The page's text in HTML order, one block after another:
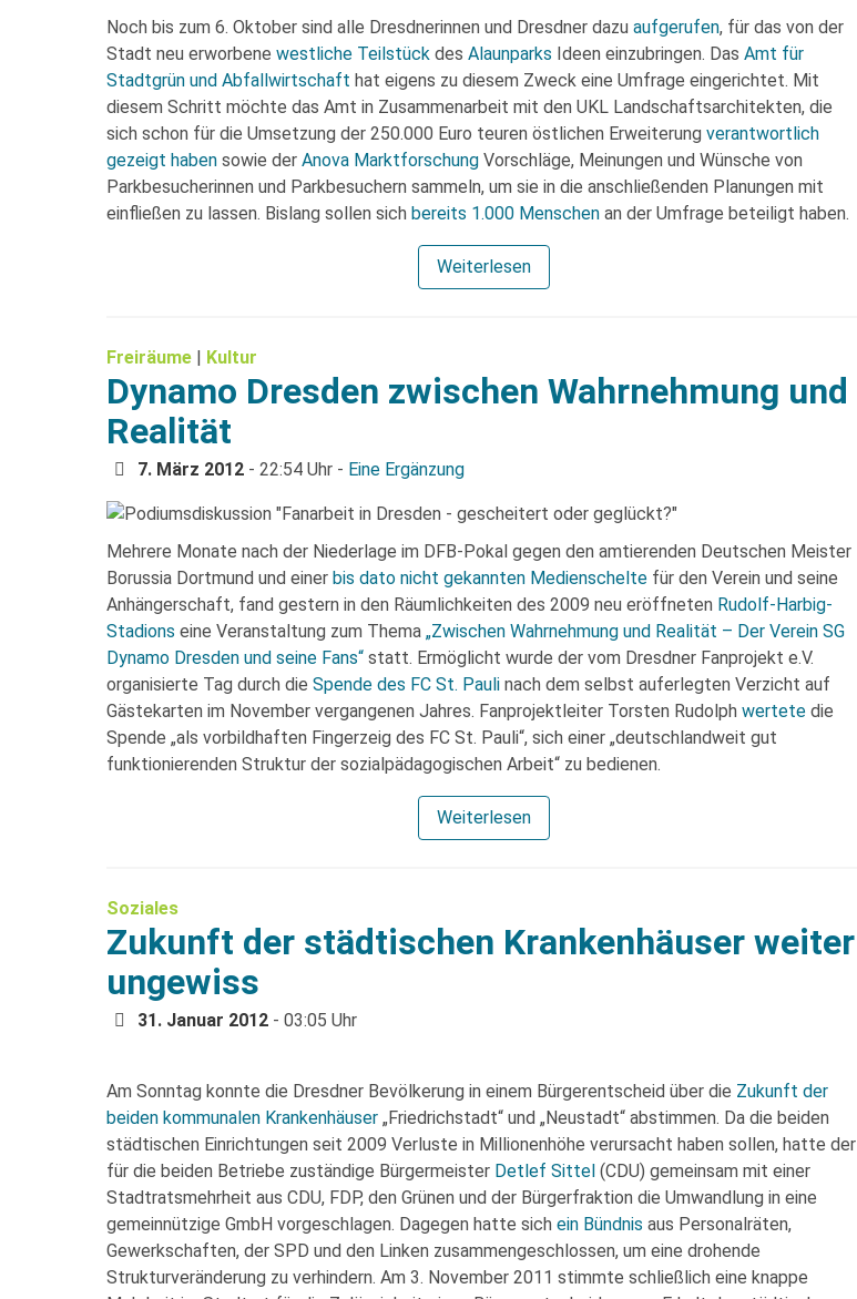
Noch bis zum 6. Oktober sind alle Dresdnerinnen und Dresdner dazu aufgerufen, für das von der
Stadt neu erworbene westliche Teilstück des Alaunparks Ideen einzubringen. Das Amt für
Stadtgrün und Abfallwirtschaft hat eigens zu diesem Zweck eine Umfrage eingerichtet. Mit
diesem Schritt möchte das Amt in Zusammenarbeit mit den UKL Landschaftsarchitekten, die
sich schon für die Umsetzung der 250.000 Euro teuren östlichen Erweiterung verantwortlich
gezeigt haben sowie der Anova Marktforschung Vorschläge, Meinungen und Wünsche von
Parkbesucherinnen und Parkbesuchern sammeln, um sie in die anschließenden Planungen mit
einfließen zu lassen. Bislang sollen sich bereits 1.000 Menschen an der Umfrage beteiligt haben.
Weiterlesen
Freiräume Kultur
Dynamo Dresden zwischen Wahrnehmung und
Realität
7. März 2012 - 22:54 Uhr - Eine Ergänzung
Mehrere Monate nach der Niederlage im DFB-Pokal gegen den amtierenden Deutschen Meister
Borussia Dortmund und einer bis dato nicht gekannten Medienschelte für den Verein und seine
Anhängerschaft, fand gestern in den Räumlichkeiten des 2009 neu eröffneten Rudolf-Harbig-
Stadions eine Veranstaltung zum Thema „Zwischen Wahrnehmung und Realität – Der Verein SG
Dynamo Dresden und seine Fans“ statt. Ermöglicht wurde der vom Dresdner Fanprojekt e.V.
organisierte Tag durch die Spende des FC St. Pauli nach dem selbst auferlegten Verzicht auf
Gästekarten im November vergangenen Jahres. Fanprojektleiter Torsten Rudolph wertete die
Spende „als vorbildhaften Fingerzeig des FC St. Pauli“, sich einer „deutschlandweit gut
funktionierenden Struktur der sozialpädagogischen Arbeit“ zu bedienen.
Weiterlesen
Soziales
Zukunft der städtischen Krankenhäuser weiter
ungewiss
31. Januar 2012 - 03:05 Uhr
Am Sonntag konnte die Dresdner Bevölkerung in einem Bürgerentscheid über die Zukunft der
beiden kommunalen Krankenhäuser „Friedrichstadt“ und „Neustadt“ abstimmen. Da die beiden
städtischen Einrichtungen seit 2009 Verluste in Millionenhöhe verursacht haben sollen, hatte der
für die beiden Betriebe zuständige Bürgermeister Detlef Sittel (CDU) gemeinsam mit einer
Stadtratsmehrheit aus CDU, FDP, den Grünen und der Bürgerfraktion die Umwandlung in eine
gemeinnützige GmbH vorgeschlagen. Dagegen hatte sich ein Bündnis aus Personalräten,
Gewerkschaften, der SPD und den Linken zusammengeschlossen, um eine drohende
Strukturveränderung zu verhindern. Am 3. November 2011 stimmte schließlich eine knappe